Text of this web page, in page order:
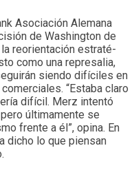
Aso­cia­ción Ale­mana
de Was­hing­ton de
reo­rien­ta­ción estra­té­
como una repre­sa­lia,
siendo difí­ci­les en
“Estaba claro
difí­cil. Merz intentó
últi­ma­mente se
frente a él”, opina. En
dicho lo que pien­san